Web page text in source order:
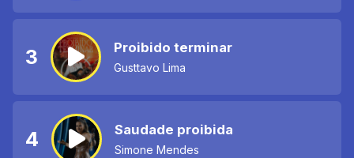
3 Proibido terminar
Gusttavo Lima
4 Saudade proibida
Simone Mendes